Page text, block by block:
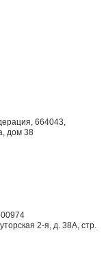
664043,
дом 38
2-я, д. 38А, стр.